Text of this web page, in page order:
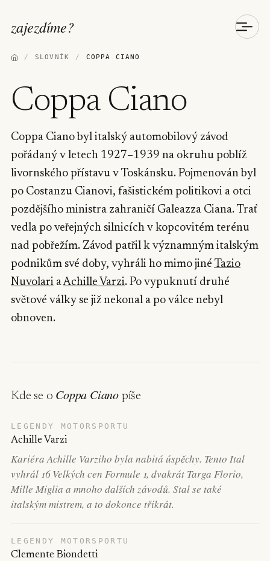
zajezdíme?
/ SLOVNÍK / COPPA CIANO
Coppa Ciano
Coppa Ciano byl italský automobilový závod
pořádaný v letech 1927–1939 na okruhu poblíž
livornského přístavu v Toskánsku. Pojmenován byl
po Costanzu Cianovi, fašistickém politikovi a otci
pozdějšího ministra zahraničí Galeazza Ciana. Trať
vedla po veřejných silnicích v kopcovitém terénu
nad pobřežím. Závod patřil k významným italským
podnikům své doby, vyhráli ho mimo jiné Tazio
Nuvolari aAchille Varzi. Po vypuknutí druhé
světové války se již nekonal a po válce nebyl
obnoven.
Kde se o Coppa Ciano píše
LEGENDY MOTORSPORTU
Achille Varzi
Kariéra Achille Varziho byla nabitá úspěchy. Tento Ital
vyhrál 16 Velkých cen Formule 1, dvakrát Targa Florio,
Mille Miglia a mnoho dalších závodů. Stal se také
italským mistrem, a to dokonce třikrát.
LEGENDY MOTORSPORTU
Clemente Biondetti